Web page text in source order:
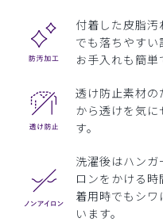
付着した皮脂
でも落ちやすい
お手入れも簡単
透け防止素材
から透けを気
す。
洗濯後はハンガ
ロンをかける時
着用時でもシ
います。